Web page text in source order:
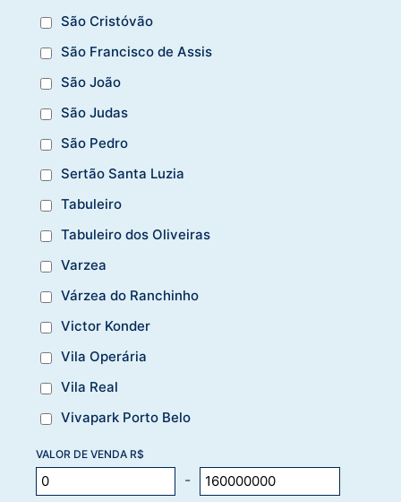
São Cristóvão
São Francisco de Assis
São João
São Judas
São Pedro
Sertão Santa Luzia
Tabuleiro
Tabuleiro dos Oliveiras
Varzea
Várzea do Ranchinho
Victor Konder
Vila Operária
Vila Real
Vivapark Porto Belo
VALOR DE VENDA R$
-